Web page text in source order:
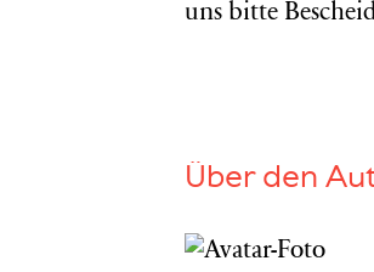
uns bitte
Über den